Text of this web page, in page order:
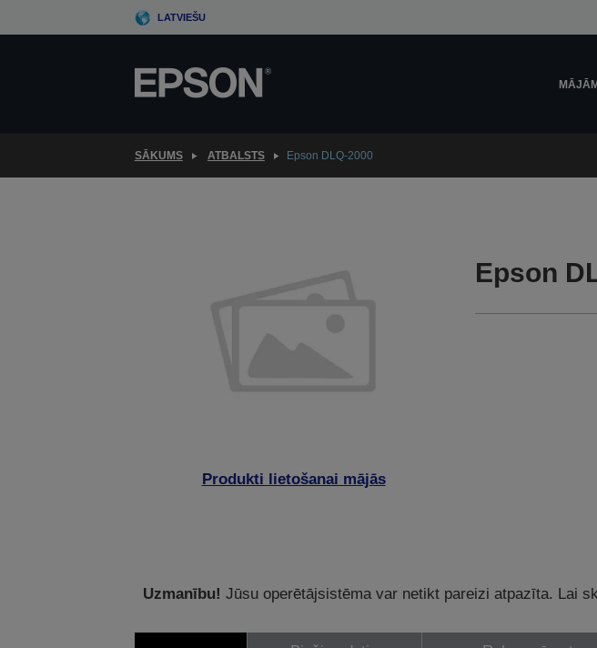
to
LATVIEŠU
SĀKUMS ATBALSTS Epson DLQ-2000
Produkti lietošanai mājās
Epson
Uzmanību! Jūsu operētājsistēma var netikt pareizi atpazīta. Lai